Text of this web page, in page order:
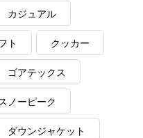
カジュアル
ト クッカー
ゴアテックス
スノーピーク
ダウンジャケット